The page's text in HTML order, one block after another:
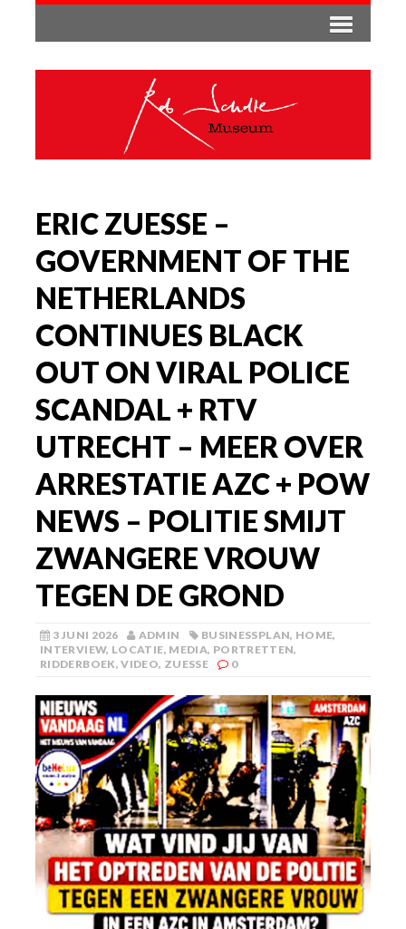
ERIC ZUESSE –
GOVERNMENT OF THE
NETHERLANDS
CONTINUES BLACK
OUT ON VIRAL POLICE
SCANDAL + RTV
UTRECHT – MEER OVER
ARRESTATIE AZC + POW
NEWS – POLITIE SMIJT
ZWANGERE VROUW
TEGEN DE GROND
3 JUNI 2026 ADMIN BUSINESSPLAN, HOME,
INTERVIEW, LOCATIE, MEDIA, PORTRETTEN,
RIDDERBOEK,VIDEO, ZUESSE 0